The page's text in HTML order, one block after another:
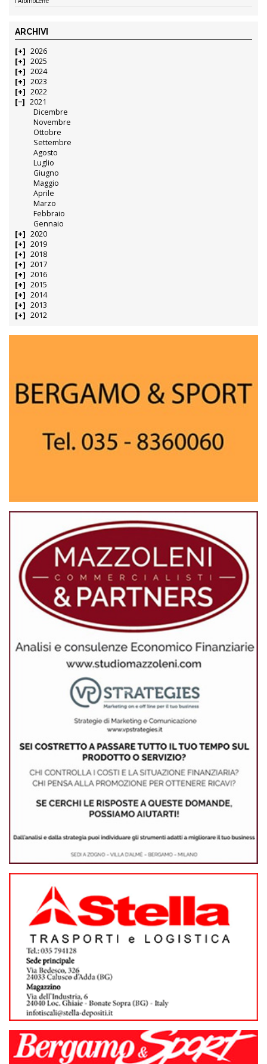
ARCHIVI
2026
2025
2024
2023
2022
2021
Dicembre
Novembre
Ottobre
Settembre
Agosto
Luglio
Giugno
Maggio
Aprile
Marzo
Febbraio
Gennaio
2020
2019
2018
2017
2016
2015
2014
2013
2012